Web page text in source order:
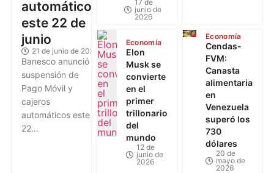
automáticos
este 22 de
junio
21 de junio de 2026
Banesco anunció la
suspensión de
Pago Móvil y
cajeros
automáticos este
22…
17 de
junio de
2026
Economía
Elon
Musk se
convierte
en el
primer
trillonario
del
mundo
12 de
junio de
2026
Economía
Cendas-
FVM:
Canasta
alimentaria
en
Venezuela
superó los
730
dólares
20 de
mayo de
2026